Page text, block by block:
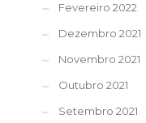
Fevereiro 2022
Dezembro 2021
Novembro 2021
Outubro 2021
Setembro 2021